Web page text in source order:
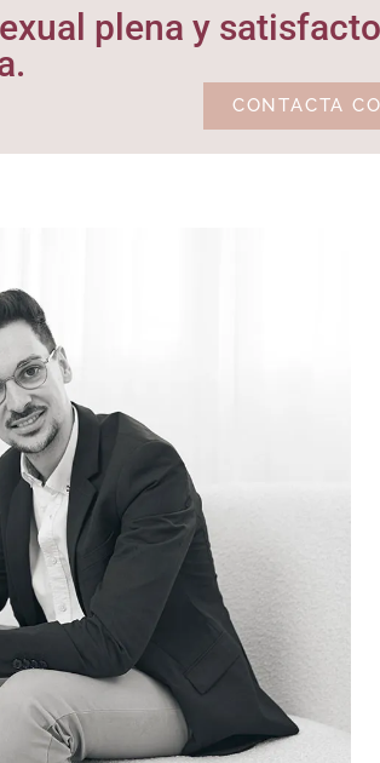
plena y
CONTACTA